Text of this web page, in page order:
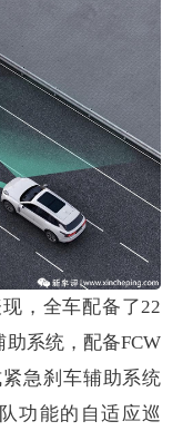
，全车配备了22
系统，配备FCW
急刹车辅助系统
功能的自适应巡